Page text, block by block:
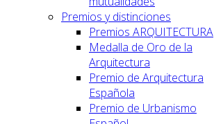
Premios y distinciones
Premios ARQUITECTURA
Medalla de Oro de la
Arquitectura
Premio de Arquitectura
Española
Premio de Urbanismo